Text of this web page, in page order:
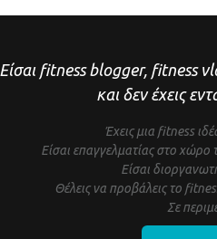
Είσαι fitness blogger, fitness
και δεν έχεις
Έχεις μια fitness
Είσαι επαγγελματίας στο χώρο
Είσαι
Θέλεις να προβάλεις το
Σε